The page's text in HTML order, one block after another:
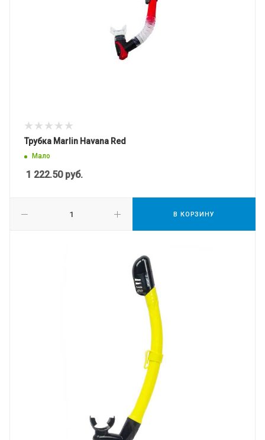
Трубка Marlin Havana Red
Мало
1 222.50руб.
В КОРЗИНУ